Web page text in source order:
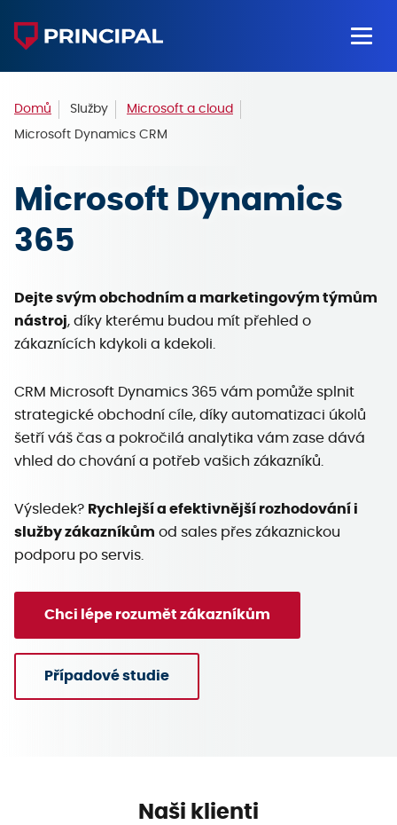
Domů Služby Microsoft a cloud
Microsoft Dynamics CRM
Microsoft Dynamics
365
Dejte svým obchodním a marketingovým týmům
nástroj, díky kterému budou mít přehled o
zákaznících kdykoli a kdekoli.
CRM Microsoft Dynamics 365 vám pomůže splnit
strategické obchodní cíle, díky automatizaci úkolů
šetří váš čas a pokročilá analytika vám zase dává
vhled do chování a potřeb vašich zákazníků.
Výsledek? Rychlejší a efektivnější rozhodování i
služby zákazníkům od sales přes zákaznickou
podporu po servis.
Chci lépe rozumět zákazníkům
Případové studie
Naši klienti